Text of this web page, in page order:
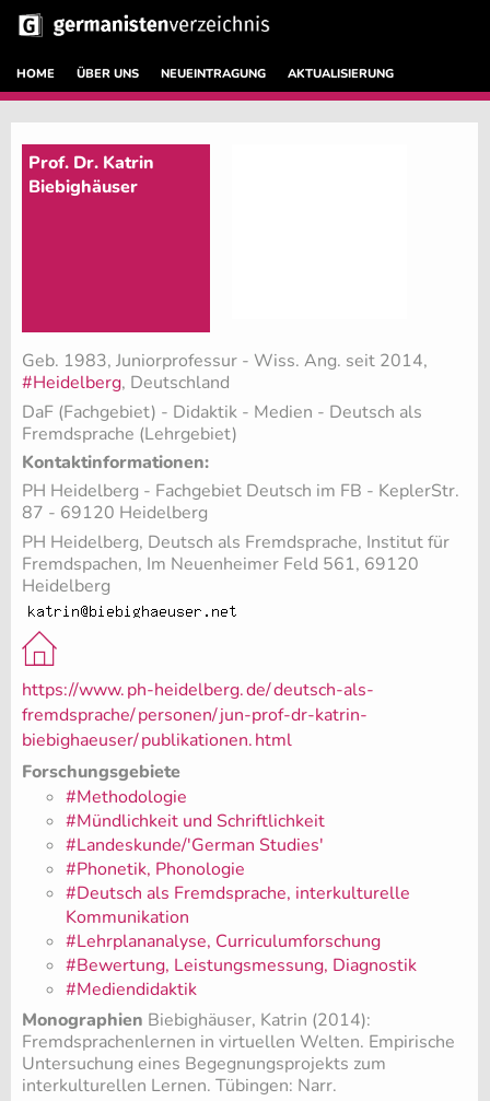
HOME ÜBER UNS NEUEINTRAGUNG AKTUALISIERUNG
Prof. Dr. Katrin
Biebighäuser
Geb. 1983, Juniorprofessur - Wiss. Ang. seit 2014,
#Heidelberg, Deutschland
DaF (Fachgebiet) - Didaktik - Medien - Deutsch als
Fremdsprache (Lehrgebiet)
Kontaktinformationen:
PH Heidelberg - Fachgebiet Deutsch im FB - KeplerStr.
87 - 69120 Heidelberg
PH Heidelberg, Deutsch als Fremdsprache, Institut für
Fremdspachen, Im Neuenheimer Feld 561, 69120
Heidelberg
https://www.ph-heidelberg.de/deutsch-als-
fremdsprache/personen/jun-prof-dr-katrin-
biebighaeuser/publikationen.html
Forschungsgebiete
#Methodologie
#Mündlichkeit und Schriftlichkeit
#Landeskunde/'German Studies'
#Phonetik, Phonologie
#Deutsch als Fremdsprache, interkulturelle
Kommunikation
#Lehrplananalyse, Curriculumforschung
#Bewertung, Leistungsmessung, Diagnostik
#Mediendidaktik
Monographien Biebighäuser, Katrin (2014):
Fremdsprachenlernen in virtuellen Welten. Empirische
Untersuchung eines Begegnungsprojekts zum
interkulturellen Lernen. Tübingen: Narr.